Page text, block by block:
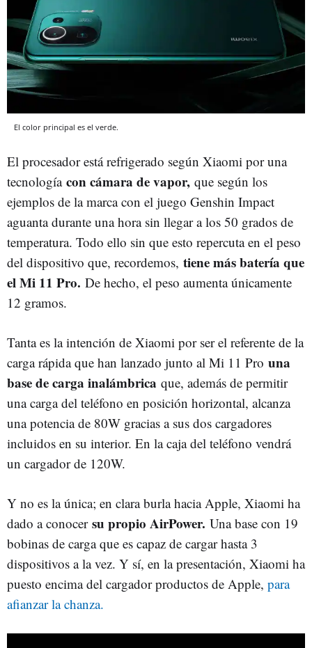
El color principal es el verde.
El procesador está refrigerado según Xiaomi por una
tecnología con cámara de vapor, que según los
ejemplos de la marca con el juego Genshin Impact
aguanta durante una hora sin llegar a los 50 grados de
temperatura. Todo ello sin que esto repercuta en el peso
del dispositivo que, recordemos, tiene más batería que
el Mi 11 Pro. De hecho, el peso aumenta únicamente
12 gramos.
Tanta es la intención de Xiaomi por ser el referente de la
carga rápida que han lanzado junto al Mi 11 Pro una
base de carga inalámbrica que, además de permitir
una carga del teléfono en posición horizontal, alcanza
una potencia de 80W gracias a sus dos cargadores
incluidos en su interior. En la caja del teléfono vendrá
un cargador de 120W.
Y no es la única; en clara burla hacia Apple, Xiaomi ha
dado a conocer su propio AirPower. Una base con 19
bobinas de carga que es capaz de cargar hasta 3
dispositivos a la vez. Y sí, en la presentación, Xiaomi ha
puesto encima del cargador productos de Apple, para
afianzar la chanza.